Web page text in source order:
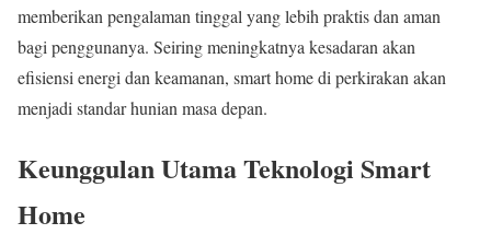
memberikan pengalaman tinggal yang lebih praktis dan aman
bagi penggunanya. Seiring meningkatnya kesadaran akan
efisiensi energi dan keamanan, smart home di perkirakan akan
menjadi standar hunian masa depan.
Keunggulan Utama Teknologi Smart
Home